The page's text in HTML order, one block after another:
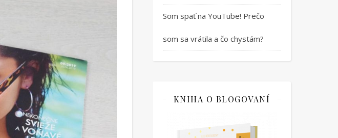
Som späť na YouTube! Prečo
som sa vrátila a čo chystám?
KNIHA O BLOGOVANÍ